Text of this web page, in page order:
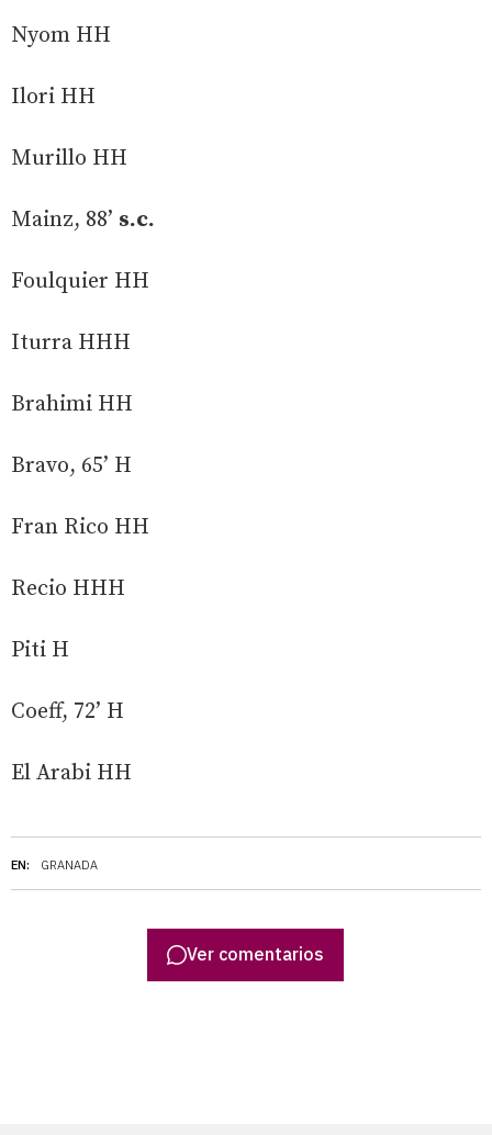
EN: GRANADA
Nyom HH
Ilori HH
Murillo HH
Mainz, 88’ s.c.
Foulquier HH
Iturra HHH
Brahimi HH
Bravo, 65’ H
Fran Rico HH
Recio HHH
Piti H
Coeff, 72’ H
El Arabi HH
Ver comentarios